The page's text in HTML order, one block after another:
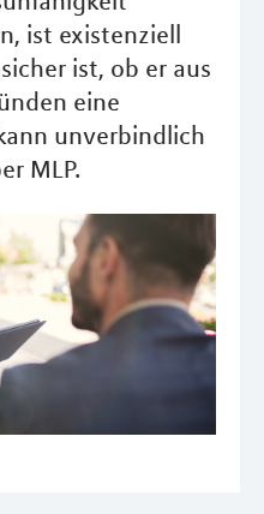
ist existenziell
ist, ob er aus
eine
unverbindlich
MLP.